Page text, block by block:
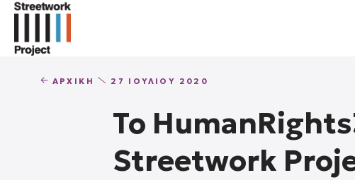
ΑΡΧΙΚΉ 27 ΙΟΥΛΊΟΥ 2020
Το
Streetwork